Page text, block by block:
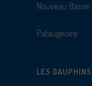
Nouveau Bassin
Pataugeoire
LES DAUPHINS